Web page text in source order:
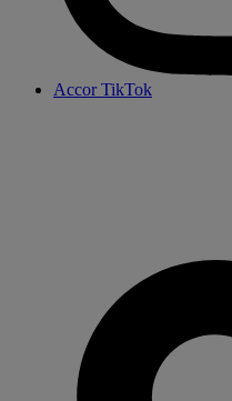
Accor TikTok